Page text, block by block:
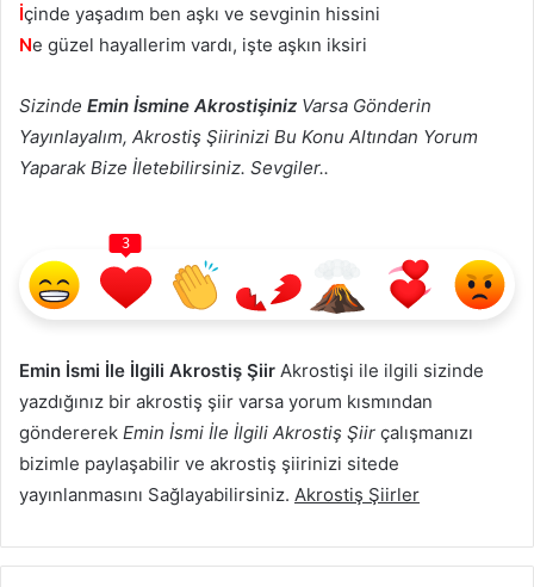
İçinde yaşadım ben aşkı ve sevginin hissini
Ne güzel hayallerim vardı, işte aşkın iksiri
Sizinde Emin İsmine Akrostişiniz Varsa Gönderin
Yayınlayalım, Akrostiş Şiirinizi Bu Konu Altından Yorum
Yaparak Bize İletebilirsiniz. Sevgiler..
3
Emin İsmi İle İlgili Akrostiş Şiir Akrostişi ile ilgili sizinde
yazdığınız bir akrostiş şiir varsa yorum kısmından
göndererek Emin İsmi İle İlgili Akrostiş Şiir çalışmanızı
bizimle paylaşabilir ve akrostiş şiirinizi sitede
yayınlanmasını Sağlayabilirsiniz. Akrostiş Şiirler